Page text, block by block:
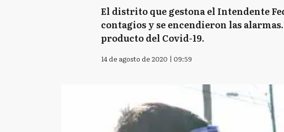
El distrito que gestona el Intendente
contagios y se encendieron las
producto del Covid-19.
14 de agosto de 2020 | 09:59